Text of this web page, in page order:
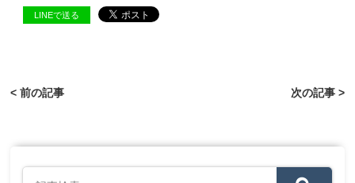
LINEで送る
< 前の記事 次の記事 >